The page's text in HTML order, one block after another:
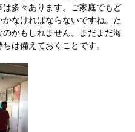
多々あります。ご家庭でもど
なければならないですね。た
かもしれません。まだまだ海
は備えておくことです。